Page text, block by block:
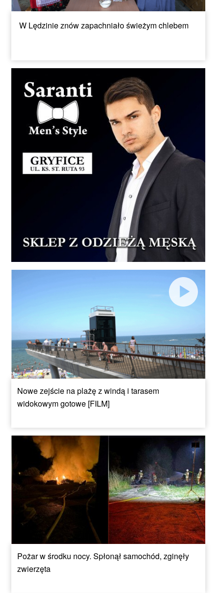
W Lędzinie znów zapachniało świeżym chlebem
Nowe zejście na plażę z windą i tarasem
widokowym gotowe [FILM]
Pożar w środku nocy. Spłonął samochód, zginęły
zwierzęta